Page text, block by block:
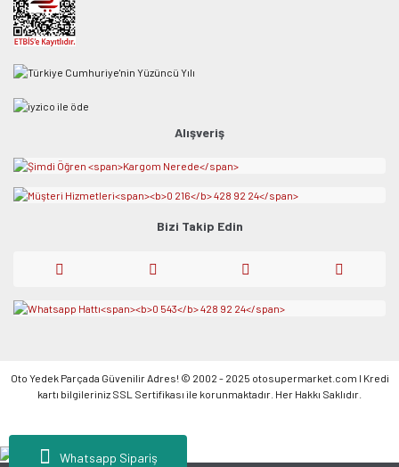
Whatsapp Sipariş
Alışveriş
Bizi Takip Edin
Oto Yedek Parçada Güvenilir Adres! © 2002 - 2025 otosupermarket.com l Kredi
kartı bilgileriniz SSL Sertifikası ile korunmaktadır. Her Hakkı Saklıdır.